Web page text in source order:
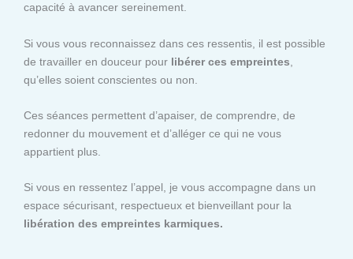
capacité à avancer sereinement.
Si vous vous reconnaissez dans ces ressentis, il est possible
de travailler en douceur pour libérer ces empreintes
qu’elles soient conscientes ou non.
Ces séances permettent d’apaiser, de comprendre, de
redonner du mouvement et d’alléger ce qui ne vous
appartient plus.
Si vous en ressentez l’appel, je vous accompagne dans un
espace sécurisant, respectueux et bienveillant pour la
libération des empreintes karmiques.